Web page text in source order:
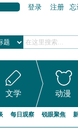
登录 注册 忘
文学 动漫
每日观察 锐眼聚焦